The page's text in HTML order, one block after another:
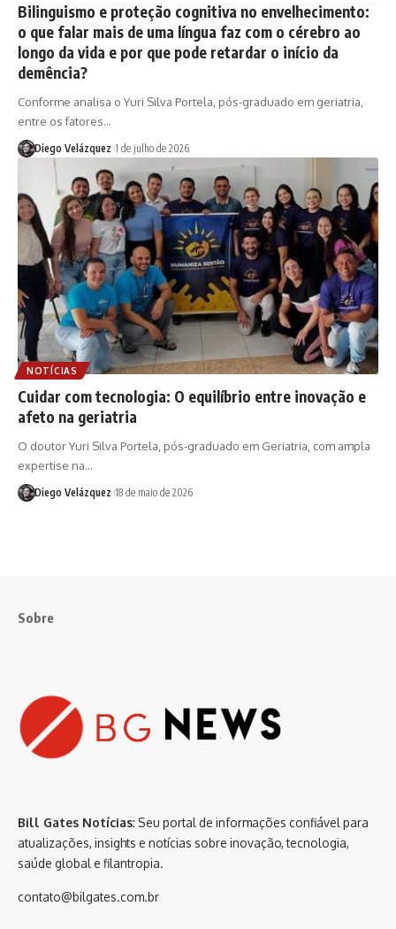
Bilinguismo e proteção cognitiva no envelhecimento:
o que falar mais de uma língua faz com o cérebro ao
longo da vida e por que pode retardar o início da
demência?
Conforme analisa o Yuri Silva Portela, pós-graduado em geriatria,
entre os fatores…
Diego Velázquez 1 de julho de 2026
NOTÍCIAS
Cuidar com tecnologia: O equilíbrio entre inovação e
afeto na geriatria
O doutor Yuri Silva Portela, pós-graduado em Geriatria, com ampla
expertise na…
Diego Velázquez 18 de maio de 2026
Sobre
Bill Gates Notícias: Seu portal de informações confiável para
atualizações, insights e notícias sobre inovação, tecnologia,
saúde global e filantropia.
contato@bilgates.com.br